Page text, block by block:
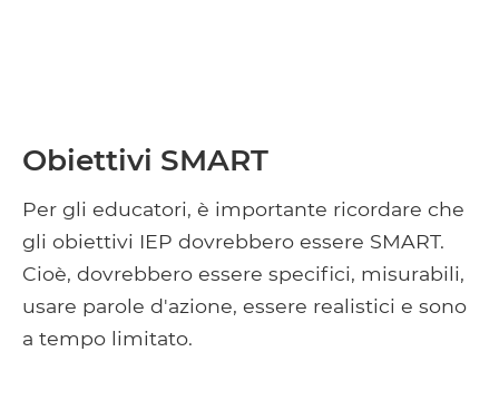
Obiettivi SMART
Per gli educatori, è importante ricordare che
gli obiettivi IEP dovrebbero essere SMART.
Cioè, dovrebbero essere specifici, misurabili,
usare parole d'azione, essere realistici e sono
a tempo limitato.